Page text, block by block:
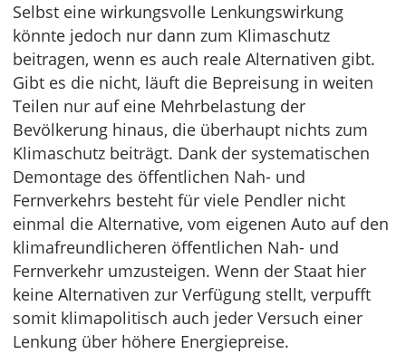
Selbst eine wirkungsvolle Lenkungswirkung
könnte jedoch nur dann zum Klimaschutz
beitragen, wenn es auch reale Alternativen gibt.
Gibt es die nicht, läuft die Bepreisung in weiten
Teilen nur auf eine Mehrbelastung der
Bevölkerung hinaus, die überhaupt nichts zum
Klimaschutz beiträgt. Dank der systematischen
Demontage des öffentlichen Nah- und
Fernverkehrs besteht für viele Pendler nicht
einmal die Alternative, vom eigenen Auto auf den
klimafreundlicheren öffentlichen Nah- und
Fernverkehr umzusteigen. Wenn der Staat hier
keine Alternativen zur Verfügung stellt, verpufft
somit klimapolitisch auch jeder Versuch einer
Lenkung über höhere Energiepreise.